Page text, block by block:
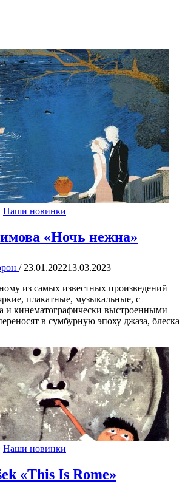
Наши новинки
«Ночь нежна»
/ 23.01.202213.03.2023
из самых известных произведений
плакатные, музыкальные, с
и кинематографически выстроенными
в сумбурную эпоху джаза, блеска
Наши новинки
«This Is Rome»